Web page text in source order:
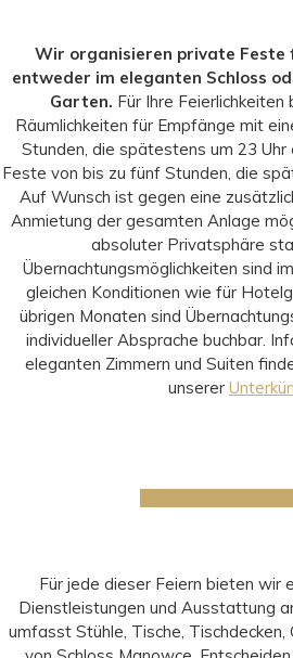
Wir organisieren private Feste
entweder im eleganten Schloss
Garten. Für Ihre
Räumlichkeiten für Empfänge mit
Stunden, die spätestens um 23 Uhr
Feste von bis zu fünf Stunden, die
Auf Wunsch ist gegen eine
Anmietung der gesamten Anlage
absoluter Privatsphäre
Übernachtungsmöglichkeiten sind
gleichen Konditionen wie für
übrigen Monaten sind
individueller Absprache buchbar.
eleganten Zimmern und Suiten
unserer
Für jede dieser Feiern bieten wir
Dienstleistungen und Ausstattung
umfasst Stühle, Tische, Tischdecken,